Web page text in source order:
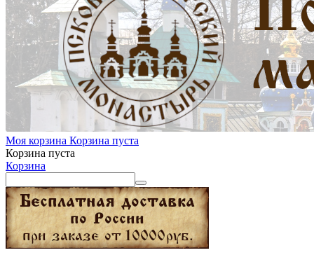
Моя корзина Корзина пуста
Корзина пуста
Корзина